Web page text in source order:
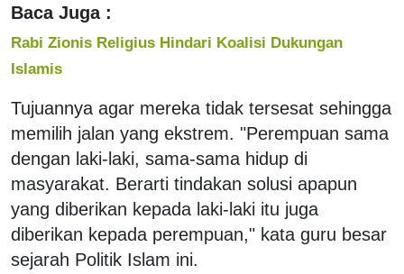
Baca Juga :
Rabi Zionis Religius Hindari Koalisi Dukungan
Islamis
Tujuannya agar mereka tidak tersesat sehingga
memilih jalan yang ekstrem. "Perempuan sama
dengan laki-laki, sama-sama hidup di
masyarakat. Berarti tindakan solusi apapun
yang diberikan kepada laki-laki itu juga
diberikan kepada perempuan," kata guru besar
sejarah Politik Islam ini.